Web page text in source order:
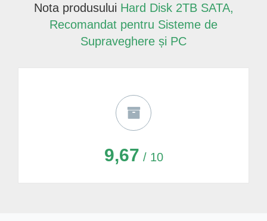
Nota produsului Hard Disk 2TB SATA,
Recomandat pentru Sisteme de
Supraveghere și PC
9,67 / 10